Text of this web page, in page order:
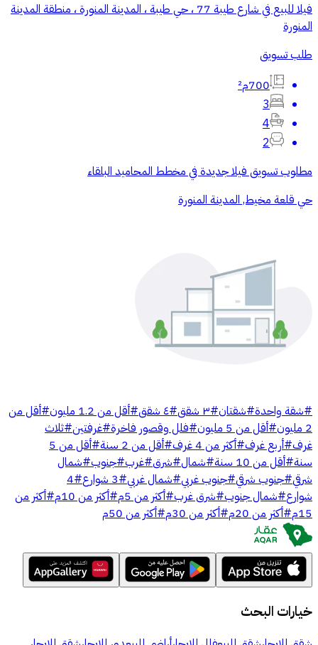
فيلا للبيع في شارع طيبة 77 ، حي طيبة ، المدينة المنورة ، منطقة المدينة
المنورة
طلب تسويق
700م²
3
4
2
مطلوب تسويق فيلا جديدة في مخطط المحاميد البلقاء
حي قلعة مخيط, المدينة المنورة
#شقة واحدة#شقتان#٣ شقق #٤ شقق #أقل من 1.2 مليون #أقل من
2 مليون
#أقل من 5 مليون #فلل وقصور فاخرة#غرفتين#ثلاث
غرف#أربع غرف#أكثر من 4 غرف #أقل من 2 سنة #
أقل من 5
سنة#أقل من 10 سنة #شمال#شرق#غرب#جنوب#شمال
شرقي#جنوب شرقي#جنوب غربي#شمال غربي#3 شوارع #
4
شوارع#شمال جنوب#شرق غرب#أكثر من 5م #أكثر من 10م #أكثر من
15م #أكثر من 20م #أكثر من 30م #أكثر من 50م
خيارات البحث